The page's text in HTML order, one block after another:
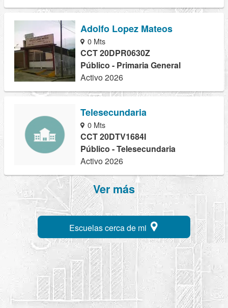
Adolfo Lopez Mateos
0 Mts
CCT 20DPR0630Z
Público - Primaria General
Activo 2026
Telesecundaria
0 Mts
CCT 20DTV1684I
Público - Telesecundaria
Activo 2026
Ver más
Escuelas cerca de mi